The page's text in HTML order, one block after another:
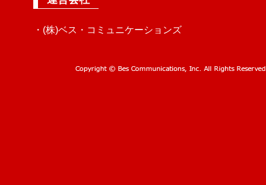
・(株)ベス・コミュニケーションズ